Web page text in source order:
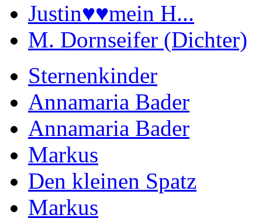
Justin♥️♥️mein H...
M. Dornseifer (Dichter)
Sternenkinder
Annamaria Bader
Annamaria Bader
Markus
Den kleinen Spatz
Markus